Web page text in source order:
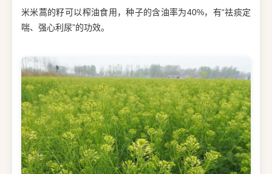
米米蒿的籽可以榨油食用，种子的含油率为40%，有“祛痰定
喘、强心利尿”的功效。